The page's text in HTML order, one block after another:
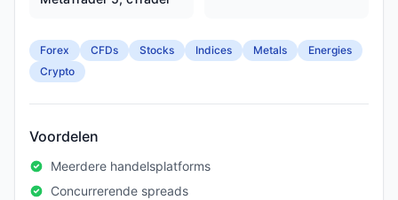
Forex CFDs Stocks Indices Metals
Energies
Crypto
Voordelen
Meerdere handelsplatforms
Concurrerende spreads